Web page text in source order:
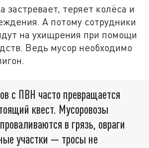
застревает, теряет колёса и
А потому сотрудники
на ухищрения при помощи
Ведь мусор необходимо
с ПВН часто превращается
квест. Мусоровозы
в грязь, овраги
участки — тросы не